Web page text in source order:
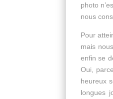
photo
nous
Pour
mais
enfin se
Oui,
heureux
longues